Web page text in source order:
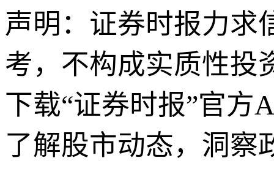
声明：证券时报力求
考，不构成实质性投
下载“证券时报”官方
了解股市动态，洞察